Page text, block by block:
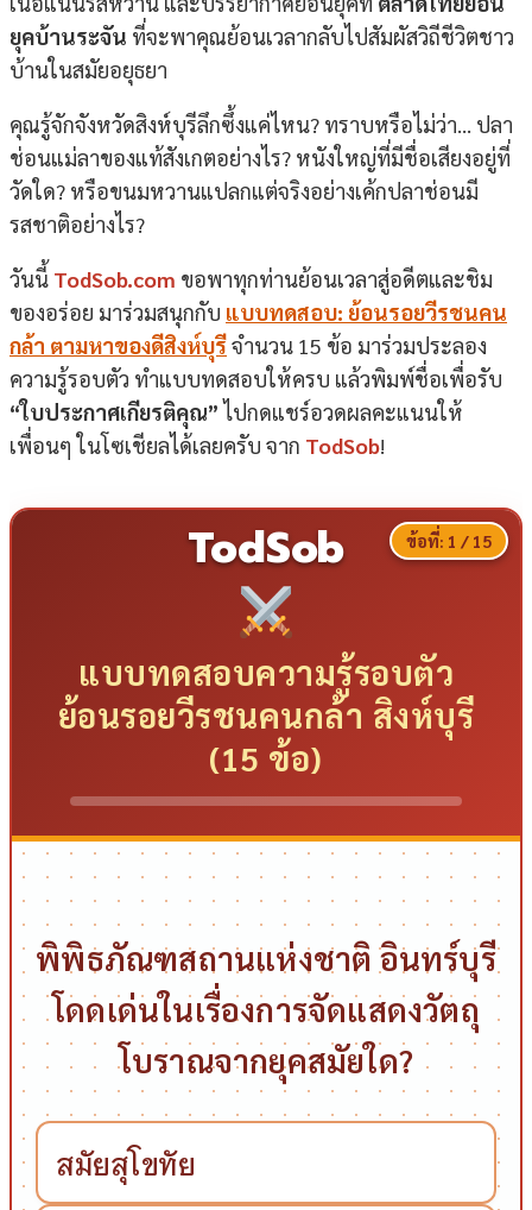
ยุคบ้านระจัน ที่จะพาคุณย้อนเวลากลับไปสัมผัสวิถีชีวิตชาว
บ้านในสมัยอยุธยา
คุณรู้จักจังหวัดสิงห์บุรีลึกซึ้งแค่ไหน? ทราบหรือไม่ว่า… ปลา
ช่อนแม่ลาของแท้สังเกตอย่างไร? หนังใหญ่ที่มีชื่อเสียงอยู่ที่
วัดใด? หรือขนมหวานแปลกแต่จริงอย่างเค้กปลาช่อนมี
รสชาติอย่างไร?
วันนี้ TodSob.com ขอพาทุกท่านย้อนเวลาสู่อดีตและชิม
ของอร่อย มาร่วมสนุกกับ แบบทดสอบ: ย้อนรอยวีรชนคน
กล้า ตามหาของดีสิงห์บุรีจำนวน 15 ข้อ มาร่วมประลอง
ความรู้รอบตัว ทำแบบทดสอบให้ครบ แล้วพิมพ์ชื่อเพื่อรับ
“ใบประกาศเกียรติคุณ” ไปกดแชร์อวดผลคะแนนให้
เพื่อนๆ ในโซเชียลได้เลยครับ จาก TodSob!
TodSob ข้อที่: 1 / 15
แบบทดสอบความรู้รอบตัว
ย้อนรอยวีรชนคนกล้า สิงห์บุรี
(15 ข้อ)
พิพิธภัณฑสถานแห่งชาติ อินทร์บุรี
โดดเด่นในเรื่องการจัดแสดงวัตถุ
โบราณจากยุคสมัยใด?
สมัยสุโขทัย